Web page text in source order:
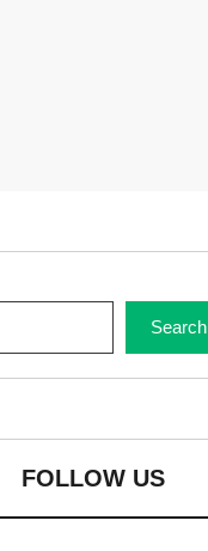
Search
FOLLOW US